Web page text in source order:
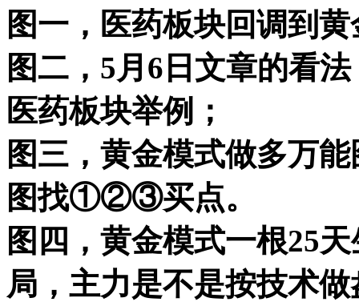
图一，医药板块回调到
图二，5月6日文章的看
医药板块举例；
图三，黄金模式做多万
图找①②③买点。
图四，黄金模式一根25
局，主力是不是按技术做